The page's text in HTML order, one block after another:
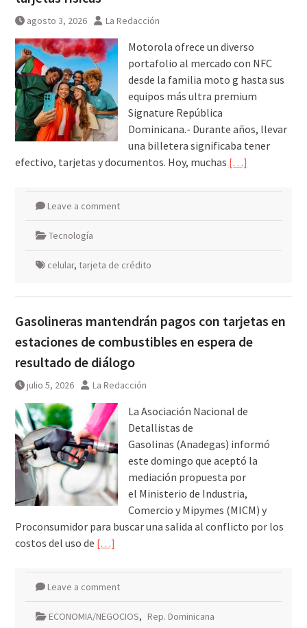
agosto 3, 2026 La Redacción
Motorola ofrece un diverso
portafolio al mercado con NFC
desde la familia moto g hasta sus
equipos más ultra premium
Signature República
Dominicana.- Durante años, llevar
una billetera significaba tener
efectivo, tarjetas y documentos. Hoy, muchas […]
Leave a comment
Tecnología
celular, tarjeta de crédito
Gasolineras mantendrán pagos con tarjetas en
estaciones de combustibles en espera de
resultado de diálogo
julio 5, 2026 La Redacción
La Asociación Nacional de
Detallistas de
Gasolinas (Anadegas) informó
este domingo que aceptó la
mediación propuesta por
el Ministerio de Industria,
Comercio y Mipymes (MICM) y
Proconsumidor para buscar una salida al conflicto por los
costos del uso de […]
Leave a comment
ECONOMIA/NEGOCIOS, Rep. Dominicana